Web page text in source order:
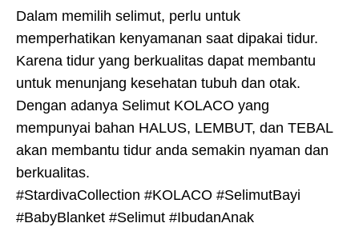
Dalam memilih selimut, perlu untuk
memperhatikan kenyamanan saat dipakai tidur.
Karena tidur yang berkualitas dapat membantu
untuk menunjang kesehatan tubuh dan otak.
Dengan adanya Selimut KOLACO yang
mempunyai bahan HALUS, LEMBUT, dan TEBAL
akan membantu tidur anda semakin nyaman dan
berkualitas.
#StardivaCollection #KOLACO #SelimutBayi
#BabyBlanket #Selimut #IbudanAnak